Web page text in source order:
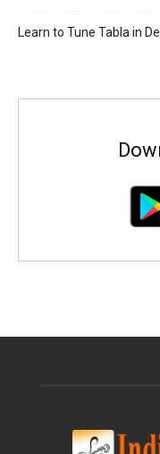
Learn to Tune Tabla in